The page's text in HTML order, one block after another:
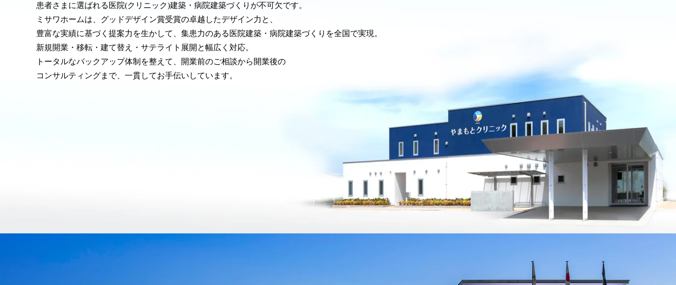
患者さまに選ばれる医院(クリニック)建築・病院建築づくりが不可欠です。
ミサワホームは、グッドデザイン賞受賞の卓越したデザイン力と、
豊富な実績に基づく提案力を生かして、集患力のある医院建築・病院建築づくりを全国で実現。
新規開業・移転・建て替え・サテライト展開と幅広く対応。
トータルなバックアップ体制を整えて、開業前のご相談から開業後の
コンサルティングまで、一貫してお手伝いしています。